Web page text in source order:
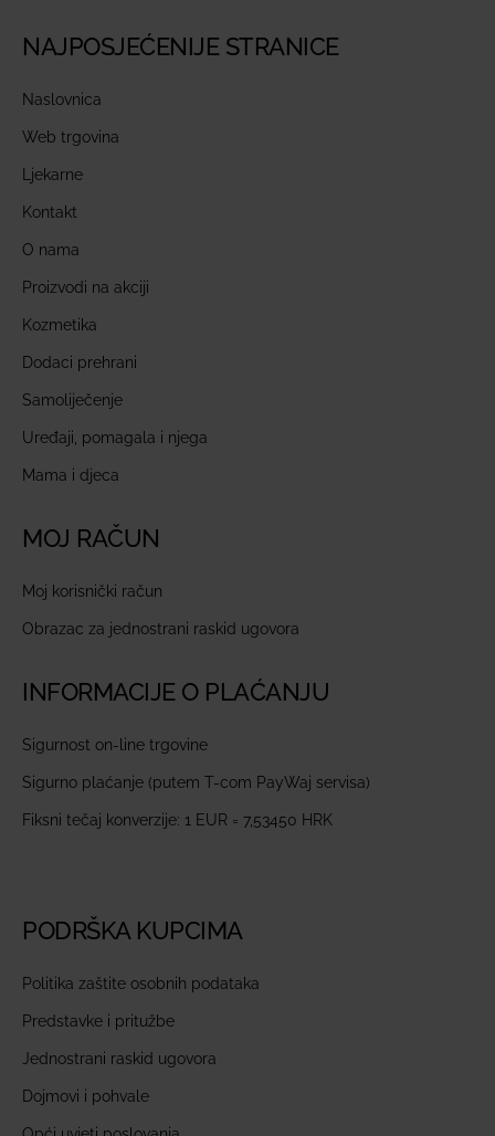
NAJPOSJEĆENIJE STRANICE
Naslovnica
Web trgovina
Ljekarne
Kontakt
O nama
Proizvodi na akciji
Kozmetika
Dodaci prehrani
Samoliječenje
Uređaji, pomagala i njega
Mama i djeca
MOJ RAČUN
Moj korisnički račun
Obrazac za jednostrani raskid ugovora
INFORMACIJE O PLAĆANJU
Sigurnost on-line trgovine
Sigurno plaćanje (putem T-com PayWaj servisa)
Fiksni tečaj konverzije: 1 EUR = 7,53450 HRK
PODRŠKA KUPCIMA
Politika zaštite osobnih podataka
Predstavke i pritužbe
Jednostrani raskid ugovora
Dojmovi i pohvale